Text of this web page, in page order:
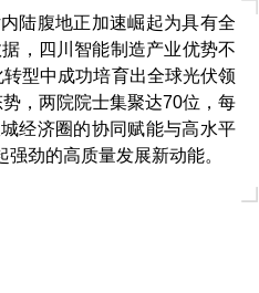
陆腹地正加速崛起为具有全
，四川智能制造产业优势不
型中成功培育出全球光伏领
，两院院士集聚达70位，每
经济圈的协同赋能与高水平
劲的高质量发展新动能。